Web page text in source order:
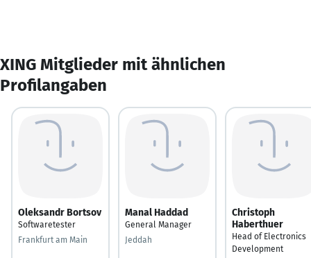
XING Mitglieder mit ähnlichen
Profilangaben
Oleksandr Bortsov
Softwaretester
Frankfurt am Main
Manal Haddad
General Manager
Jeddah
Christoph
Haberthuer
Head of Electronics
Development